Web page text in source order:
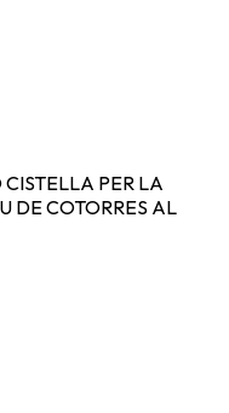
CISTELLA PER LA
DE COTORRES AL